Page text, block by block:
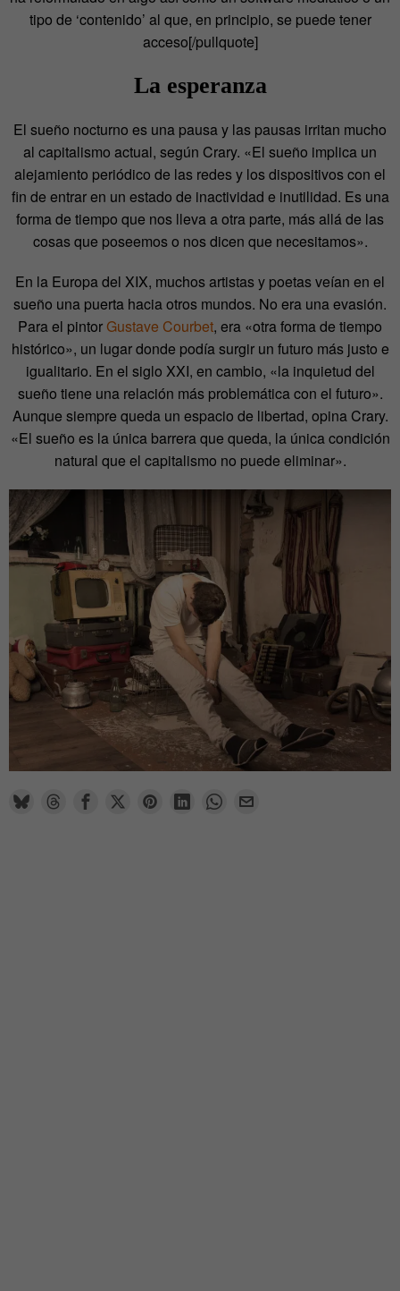
tipo de ‘contenido’ al que, en principio, se puede tener
acceso[/pullquote]
La esperanza
El sueño nocturno es una pausa y las pausas irritan mucho
al capitalismo actual, según Crary. «El sueño implica un
alejamiento periódico de las redes y los dispositivos con el
fin de entrar en un estado de inactividad e inutilidad. Es una
forma de tiempo que nos lleva a otra parte, más allá de las
cosas que poseemos o nos dicen que necesitamos».
En la Europa del XIX, muchos artistas y poetas veían en el
sueño una puerta hacia otros mundos. No era una evasión.
Para el pintorGustave Courbet, era «otra forma de tiempo
histórico», un lugar donde podía surgir un futuro más justo e
igualitario. En el siglo XXI, en cambio, «la inquietud del
sueño tiene una relación más problemática con el futuro».
Aunque siempre queda un espacio de libertad, opina Crary.
«El sueño es la única barrera que queda, la única condición
natural que el capitalismo no puede eliminar».